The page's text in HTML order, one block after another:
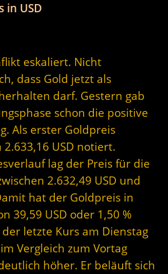
in USD
eskaliert. Nicht
dass Gold jetzt als
darf. Gestern gab
schon die positive
Als erster Goldpreis
USD notiert.
lag der Preis für die
2.632,49 USD und
hat der Goldpreis in
39,59 USD oder 1,50 %
letzte Kurs am Dienstag
Vergleich zum Vortag
höher. Er beläuft sich